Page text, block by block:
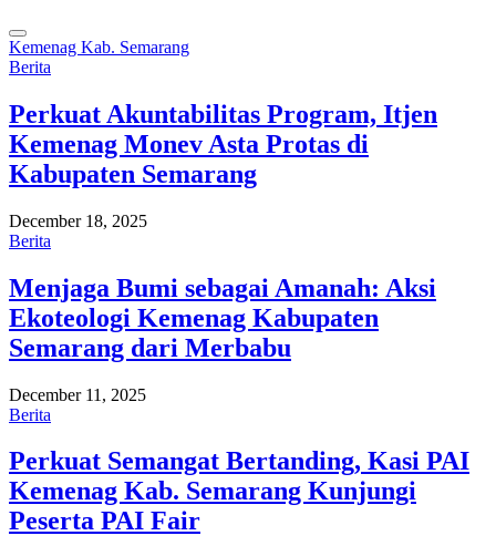
Kemenag Kab. Semarang
Berita
Perkuat Akuntabilitas Program, Itjen
Kemenag Monev Asta Protas di
Kabupaten Semarang
December 18, 2025
Berita
Menjaga Bumi sebagai Amanah: Aksi
Ekoteologi Kemenag Kabupaten
Semarang dari Merbabu
December 11, 2025
Berita
Perkuat Semangat Bertanding, Kasi PAI
Kemenag Kab. Semarang Kunjungi
Peserta PAI Fair